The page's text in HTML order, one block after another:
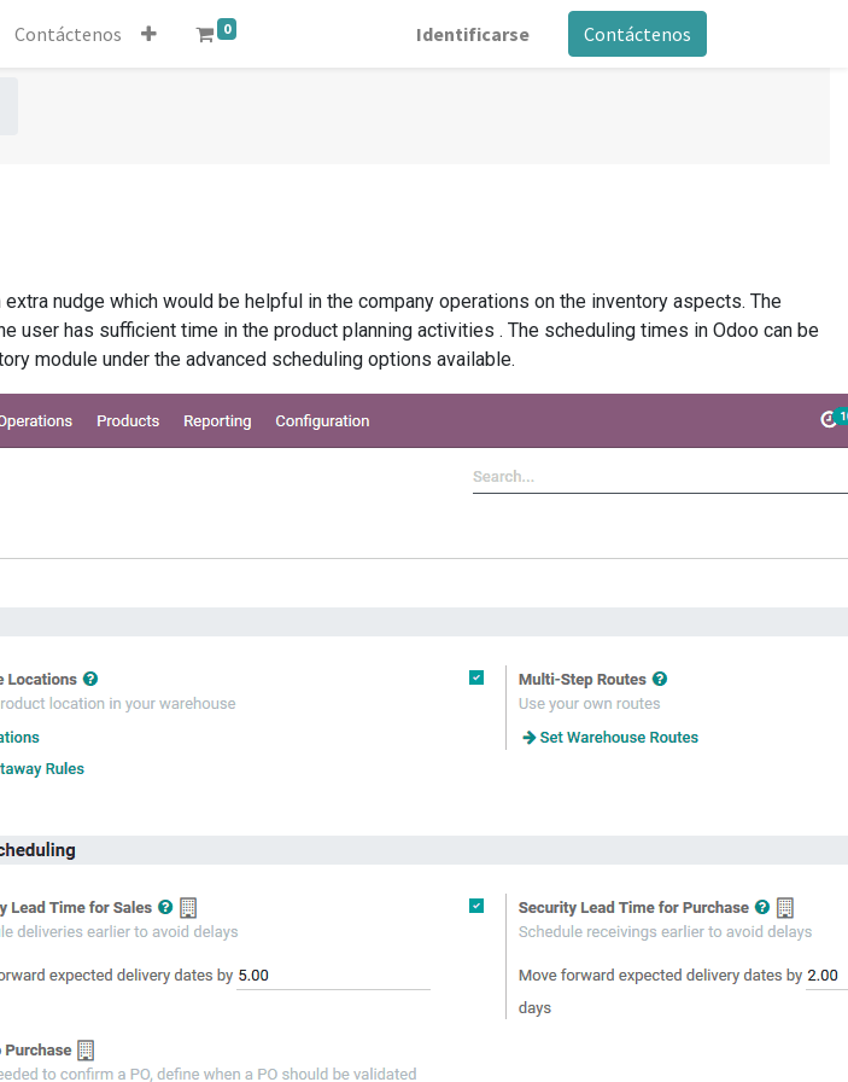
Contáctenos 0 Identificarse Contáctenos
nudge which would be helpful in the company operations on the inventory aspects. The
user has sufficient time in the product planning activities . The scheduling times in Odoo can be
module under the advanced scheduling options available.